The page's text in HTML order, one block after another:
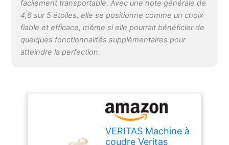
couture impeccables et
précis, même sur les
tissus particulièrement
sensibles. La longueur et
et 6 trous de boutons -
Grâce à la boutonnière
automatique, les
boutonnières sont
facilement transportable. Avec une note générale de
4,6 sur 5 étoiles, elle se positionne comme un choix
fiable et efficace, même si elle pourrait bénéficier de
quelques fonctionnalités supplémentaires pour
atteindre la perfection.
VERITAS Machine à
coudre Veritas